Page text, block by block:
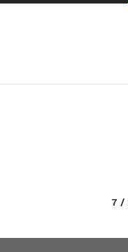
7 /